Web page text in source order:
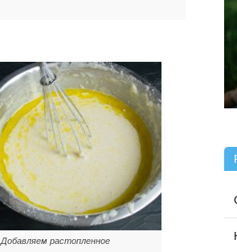
Добавляем растопленное